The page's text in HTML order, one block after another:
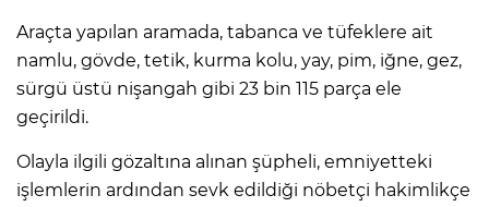
Araçta yapılan aramada, tabanca ve tüfeklere ait
namlu, gövde, tetik, kurma kolu, yay, pim, iğne, gez,
sürgü üstü nişangah gibi 23 bin 115 parça ele
geçirildi.
Olayla ilgili gözaltına alınan şüpheli, emniyetteki
işlemlerin ardından sevk edildiği nöbetçi hakimlikçe